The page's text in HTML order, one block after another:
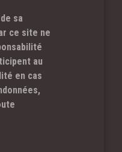
sa
ce site ne
au
en cas